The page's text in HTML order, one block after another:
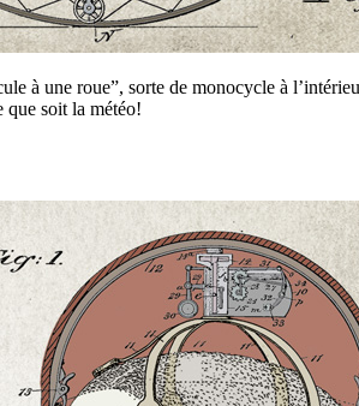
à une roue”, sorte de monocycle à
que soit la météo!